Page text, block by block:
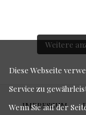
Weitere
IMPRESSUM
Diese Webseite
Service zu
Wenn Sie auf der